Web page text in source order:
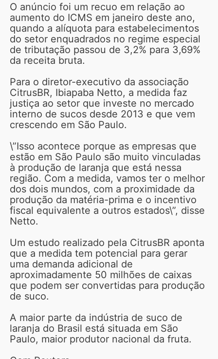
O anúncio foi um recuo em relação ao
aumento do ICMS em janeiro deste ano,
quando a alíquota para estabelecimentos
do setor enquadrados no regime especial
de tributação passou de 3,2% para 3,69%
da receita bruta.
Para o diretor-executivo da associação
CitrusBR, Ibiapaba Netto, a medida faz
justiça ao setor que investe no mercado
interno de sucos desde 2013 e que vem
crescendo em São Paulo.
\”Isso acontece porque as empresas que
estão em São Paulo são muito vinculadas
à produção de laranja que está nessa
região. Com a medida, vamos ter o melhor
dos dois mundos, com a proximidade da
produção da matéria-prima e o incentivo
fiscal equivalente a outros estados\”, disse
Netto.
Um estudo realizado pela CitrusBR aponta
que a medida tem potencial para gerar
uma demanda adicional de
aproximadamente 50 milhões de caixas
que podem ser convertidas para produção
de suco.
A maior parte da indústria de suco de
laranja do Brasil está situada em São
Paulo, maior produtor nacional da fruta.